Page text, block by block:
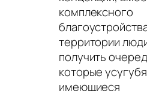
комплексного
территории
получить
которые
имеющиеся